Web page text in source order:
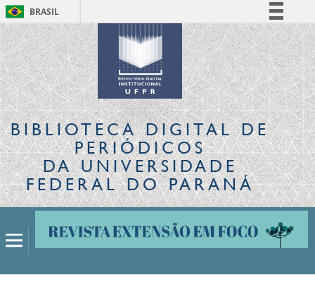
BRASIL
Simplifique!
Comunica BR
Participe
Acesso à informação
Legislação
Canais
BIBLIOTECA DIGITALDE
PERIÓDICOS
DA UNIVERSIDADE
FEDERAL DO PARANÁ